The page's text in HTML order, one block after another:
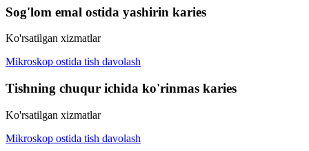
Sog'lom emal ostida yashirin karies
Ko'rsatilgan xizmatlar
Mikroskop ostida tish davolash
Tishning chuqur ichida ko'rinmas karies
Ko'rsatilgan xizmatlar
Mikroskop ostida tish davolash